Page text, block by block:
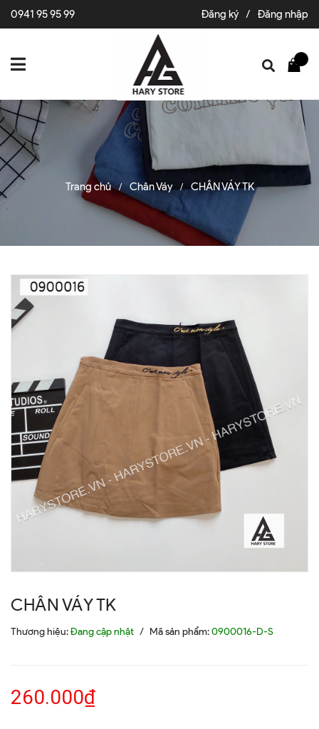
0941 95 95 99 Đăng ký / Đăng nhập
Trang chủ / Chân Váy / CHÂN VÁY TK
CHÂN VÁY TK
Thương hiệu:Đang cập nhật / Mã sản phẩm:0900016-D-S
260.000₫